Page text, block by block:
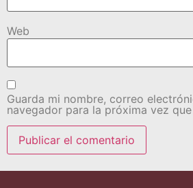
Web
Guarda mi nombre, correo
navegador para la próxima vez